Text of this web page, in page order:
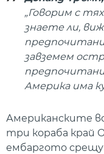
„Говорим с
знаете ли,
завземем
Америка има
Американските
три кораба край
ембаргото